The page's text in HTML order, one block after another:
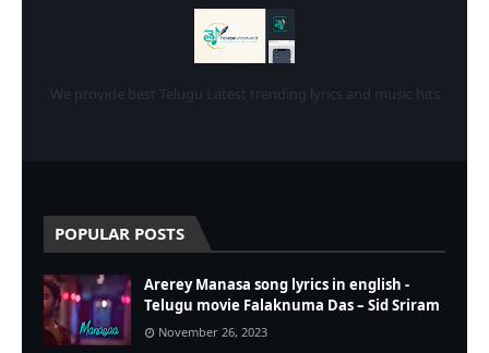
We provide best Telugu Latest trending lyrics and music hits
POPULAR POSTS
Arerey Manasa song lyrics in english -
Telugu movie Falaknuma Das – Sid Sriram
November 26, 2023